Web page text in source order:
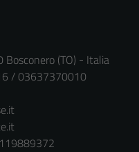
(TO) - Italia
/ 03637370010